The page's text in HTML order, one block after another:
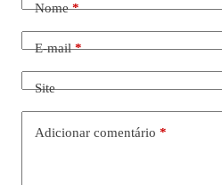
Nome*
E-mail*
Site
Adicionar comentário *